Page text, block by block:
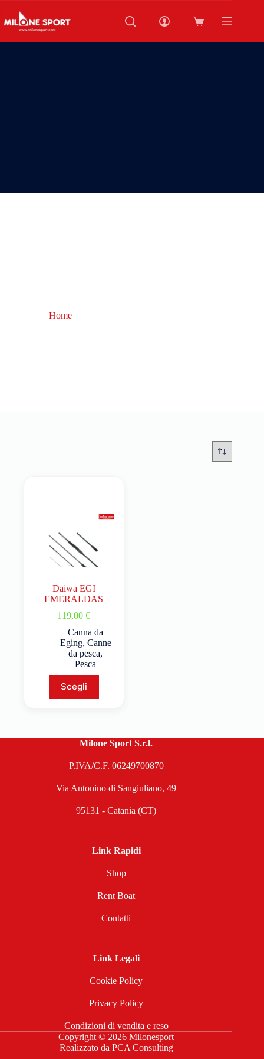
Home
Daiwa EGI
EMERALDAS
119,00€
Canna da
Eging, Canne
da pesca,
Pesca
Scegli
Milone Sport S.r.l.
P.IVA/C.F. 06249700870
Via Antonino di Sangiuliano, 49
95131 - Catania (CT)
Link Rapidi
Shop
Rent Boat
Contatti
Link Legali
Cookie Policy
Privacy Policy
Condizioni di vendita e reso
Copyright © 2026 Milonesport
Realizzato da PCA Consulting